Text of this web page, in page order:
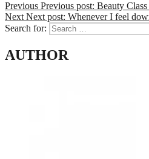
Previous Previous post: Beauty
Next Next post: Whenever I feel
Search for:
AUTHOR